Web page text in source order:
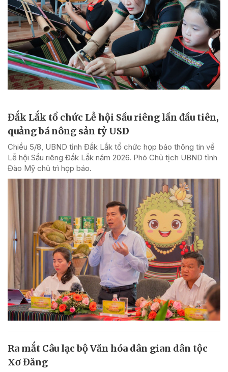
Đắk Lắk tổ chức Lễ hội Sầu riêng lần đầu tiên,
quảng bá nông sản tỷ USD
Chiều 5/8, UBND tỉnh Đắk Lắk tổ chức họp báo thông tin về
Lễ hội Sầu riêng Đắk Lắk năm 2026. Phó Chủ tịch UBND tỉnh
Đào Mỹ chủ trì họp báo.
Ra mắt Câu lạc bộ Văn hóa dân gian dân tộc
Xơ Đăng